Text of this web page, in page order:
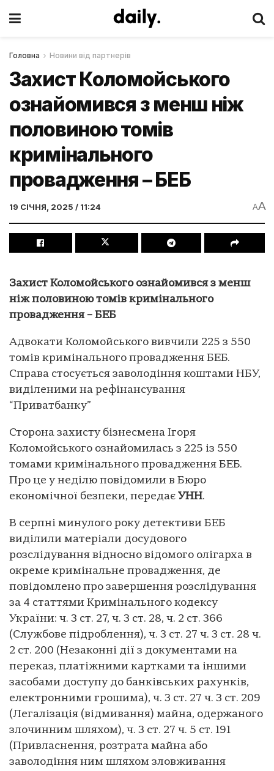
Головна Новини від партнерів
Захист Коломойського
ознайомився з менш ніж
половиною томів
кримінального
провадження – БЕБ
19 СІЧНЯ, 2025 / 11:24 AA
Захист Коломойського ознайомився з менш
ніж половиною томів кримінального
провадження – БЕБ
Адвокати Коломойського вивчили 225 з 550
томів кримінального провадження БЕБ.
Справа стосується заволодіння коштами НБУ,
виділеними на рефінансування
“Приватбанку”
Сторона захисту бізнесмена Ігоря
Коломойського ознайомилась з 225 із 550
томами кримінального провадження БЕБ.
Про це у неділю повідомили в Бюро
економічної безпеки, передає УНН.
В серпні минулого року детективи БЕБ
виділили матеріали досудового
розслідування відносно відомого олігарха в
окреме кримінальне провадження, де
повідомлено про завершення розслідування
за 4 статтями Кримінального кодексу
України: ч. 3 ст. 27, ч. 3 ст. 28, ч. 2 ст. 366
(Службове підроблення), ч. 3 ст. 27 ч. 3 ст. 28 ч.
2 ст. 200 (Незаконні дії з документами на
переказ, платіжними картками та іншими
засобами доступу до банківських рахунків,
електронними грошима), ч. 3 ст. 27 ч. 3 ст. 209
(Легалізація (відмивання) майна, одержаного
злочинним шляхом), ч. 3 ст. 27 ч. 5 ст. 191
(Привласнення, розтрата майна або
заволодіння ним шляхом зловживання